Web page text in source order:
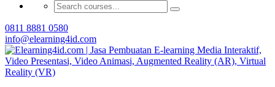
0811 8881 0580
info@elearning4id.com